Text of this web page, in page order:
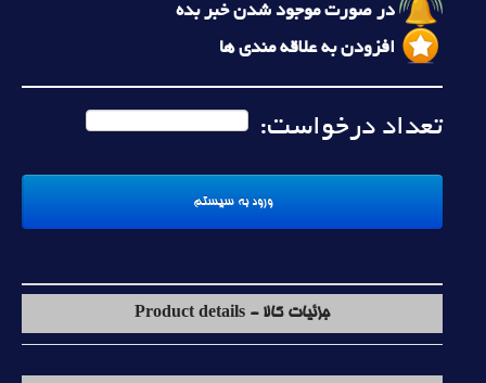
در صورت موجود شدن خبر بده
افزودن به علاقه مندی ها
تعداد درخواست:
جزئیات کالا - Product details